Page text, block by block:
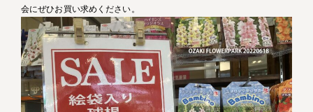
会にぜひお買い求めください。